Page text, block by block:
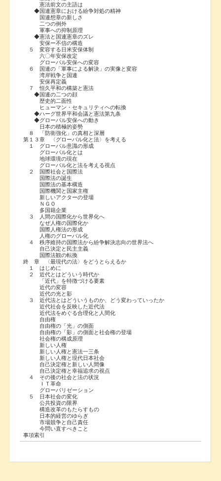
憲法前文の主語は
◆国連憲章における紛争対処の精神
国連想章の新しさ
二つの例外
軍事への抑制原理
◆憲法と国連憲章のズレ
安保ー不信の構造
５ 変容する日米安保体制
六〇年安保改定
グローバル安保への変容
６ 国連の「軍事による解決」の実像と変容
湾岸戦争と国連
安保再定義
７ 恒久平和の構築と憲法
◆国連の二つの顔
歴史的二面性
ヒューマン・セキュリティヘの転換
◆ハーグ世界平和会議と憲法第九条
◆グローバル安保への動き
日本の積極的姿勢
８ 「防衛強化」の真相と深層
第１３章 〈グローバル化と法〉を考える
１ グローバル意識の形成
グローバル化とは
地球環境の現在
グローバル化と法を考える視点
２ 国際社会と国際法
国際法の誕生
国際法の基本構造
国際機関と国家主権
新しいアクターの登場
ＮＧＯ
多国籍企業
３ 人間の国際化から世界化へ
なぜ人権の国際化か
国際人権法の形成
人権のグローバル化
４ 秩序維持の国際法から紛争解決志向の世界法へ
自己決定と民主主義
国際法観の転換
終 章 〈最現代の法〉をどうとらえるか
１ はじめに
２ 近代とはどういう時代か
「近代」を特徴づける要素
近代の変容
近代の光と影
３ 近代法とはどういうものか、どう変わっていったか
近代社会を反映した近代法
近代法をめぐる合理化と人間化
自由権
自由権の「光」の側面
自由権の「影」の側面と社会権の登場
社会権の構成原理
新しい人権
新しい人権と憲法一三条
新しい人権と現代日本社会
自己決定権と新しい人間像
自己決定権と幸福追求の視点
４ その後の社会と法の状況
ＩＴ革命
グローバリゼーション
５ 日本社会の変化
公共投資の限界
構造改革のもたらすもの
日本的経営のゆらぎ
市場競争と自己責任
今問い直すべきこと
事項索引